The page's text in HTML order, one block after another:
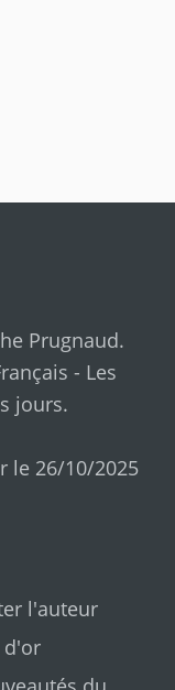
Prugnaud.
- Les
jours.
le 26/10/2025
l'auteur
d'or